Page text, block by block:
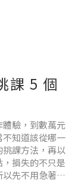
月完成，實際
路徑另需 150
課 5 個
驗，到數萬元
知道該從哪一
課方法，再以
損失的不只是
先不用急著報